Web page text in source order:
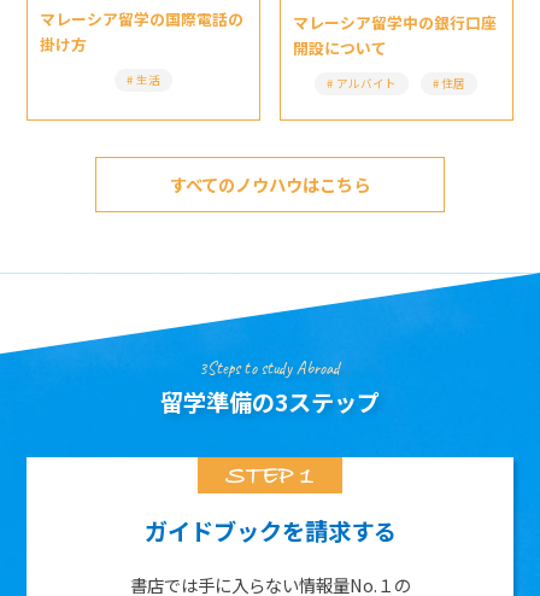
マレーシア留学の国際電話の
掛け方
生活
マレーシア留学中の銀行口座
開設について
アルバイト 住居
すべてのノウハウはこちら
3Steps to study Abroad
留学準備の3ステップ
ガイドブックを請求する
書店では手に入らない情報量No.１の